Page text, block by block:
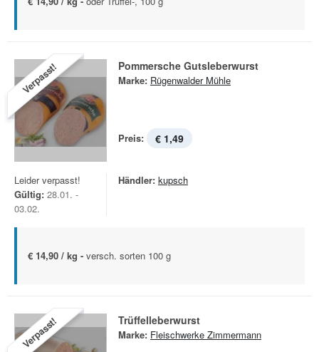
Verpasst! Pommersche Gutsleberwurst
Marke: Rügenwalder Mühle
Preis: € 1,49
Leider verpasst!
Gültig: 28.01. -
03.02.
Händler: kupsch
€ 14,90 / kg - versch. sorten 100 g
Verpasst! Trüffelleberwurst
Marke: Fleischwerke Zimmermann